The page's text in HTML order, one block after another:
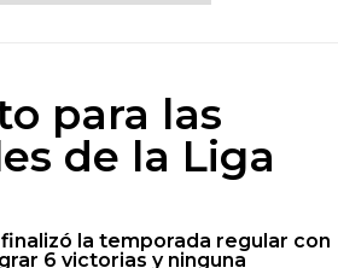
para las
de la Liga
finalizó la temporada regular con
6 victorias y ninguna